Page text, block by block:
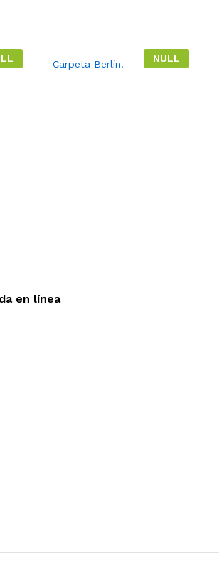
NULL
Carpeta Berlín.
en línea